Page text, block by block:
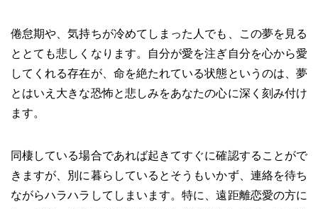
倦怠期や、気持ちが冷めてしまった人でも、この夢を見る
ととても悲しくなります。自分が愛を注ぎ自分を心から愛
してくれる存在が、命を絶たれている状態というのは、夢
とはいえ大きな恐怖と悲しみをあなたの心に深く刻み付け
ます。
同棲している場合であれば起きてすぐに確認することがで
きますが、別に暮らしているとそうもいかず、連絡を待ち
ながらハラハラしてしまいます。特に、遠距離恋愛の方に